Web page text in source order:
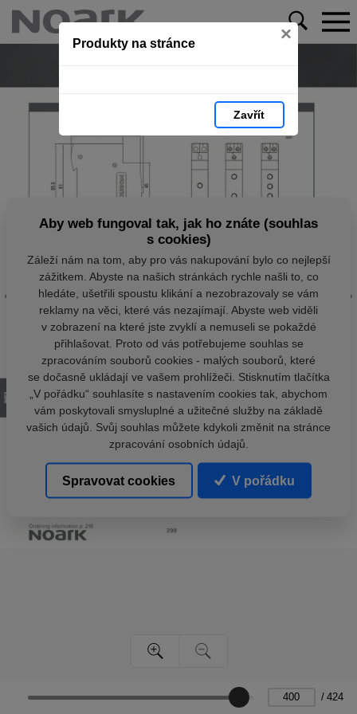
Produkty na stránce ×
Zavřít
/ 424
Aby web fungoval tak, jak ho znáte (souhlas
s cookies)
Záleží nám na tom, aby pro vás nakupování bylo co nejlepší
zážitkem. Abyste na našich stránkách rychle našli to, co
hledáte, ušetřili spoustu klikání a nezobrazovaly se vám
reklamy na věci, které vás nezajímají. Abyste web viděli
v zobrazení na které jste zvyklí a nemuseli se pokaždé
přihlašovat. Proto od vás potřebujeme souhlas se
zpracováním souborů cookies - malých souborů, které
se dočasně ukládají ve vašem prohlížeči. Stisknutím tlačítka
„V pořádku“ souhlasíte s nastavením cookies tak, abychom
vám poskytovali smysluplné a užitečné služby na základě
vašich údajů. Svůj souhlas můžete kdykoli změnit na stránce
zpracování osobních údajů.
Spravovat cookies V pořádku